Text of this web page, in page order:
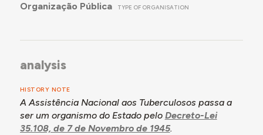
Organização Pública TYPE OF ORGANISATION
analysis
HISTORY NOTE
A Assistência Nacional aos Tuberculosos passa a
ser um organismo do Estado pelo Decreto-Lei
35.108, de 7 de Novembro de 1945.